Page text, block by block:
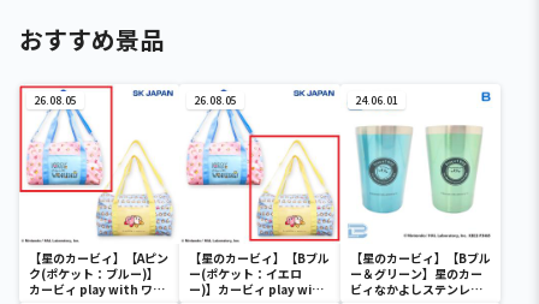
おすすめ景品
26.08.05
【星のカービィ】【Aピン
ク(ポケット：ブルー)】
カービィ play with ワド
26.08.05
【星のカービィ】【Bブル
ー(ポケット：イエロ
ー)】カービィ play with
24.06.01
【星のカービィ】【Bブル
ー＆グリーン】星のカー
ビィなかよしステンレス